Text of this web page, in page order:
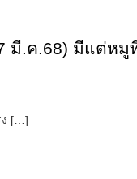
มี.ค.68) มีแต่หมู
[…]